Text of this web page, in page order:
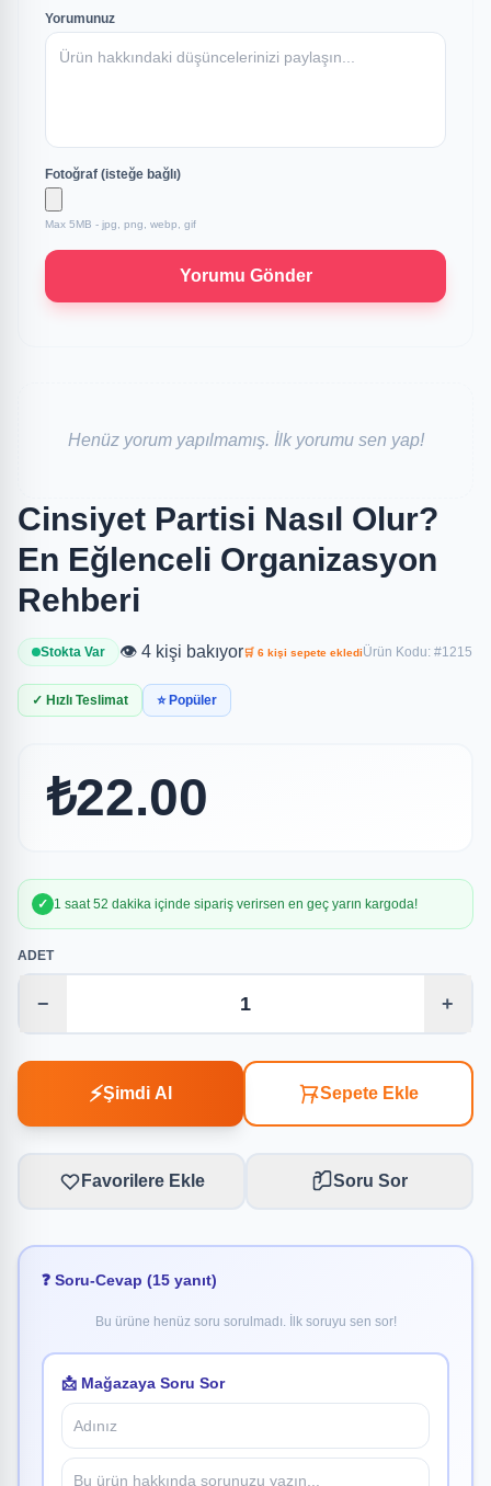
Yorumunuz
Fotoğraf (isteğe bağlı)
Max 5MB - jpg, png, webp, gif
Yorumu Gönder
Henüz yorum yapılmamış. İlk yorumu sen yap!
Cinsiyet Partisi Nasıl Olur?
En Eğlenceli Organizasyon
Rehberi
Stokta Var 👁️ 4 kişi bakıyor🛒 6 kişi sepete eklediÜrün Kodu: #1215
✓ Hızlı Teslimat ⭐ Popüler
₺22.00
✓ 1 saat 52 dakika içinde sipariş verirsen en geç yarın kargoda!
ADET
− +
⚡Şimdi Al Sepete Ekle
Favorilere Ekle Soru Sor
❓ Soru-Cevap (15 yanıt)
Bu ürüne henüz soru sorulmadı. İlk soruyu sen sor!
📩 Mağazaya Soru Sor